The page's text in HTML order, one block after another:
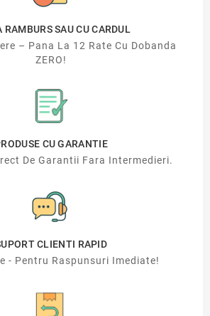
RAMBURS SAU CU CARDUL
– Pana La 12 Rate Cu Dobanda
ZERO!
CU GARANTIE
De Garantii Fara Intermedieri.
CLIENTI RAPID
- Pentru Raspunsuri Imediate!